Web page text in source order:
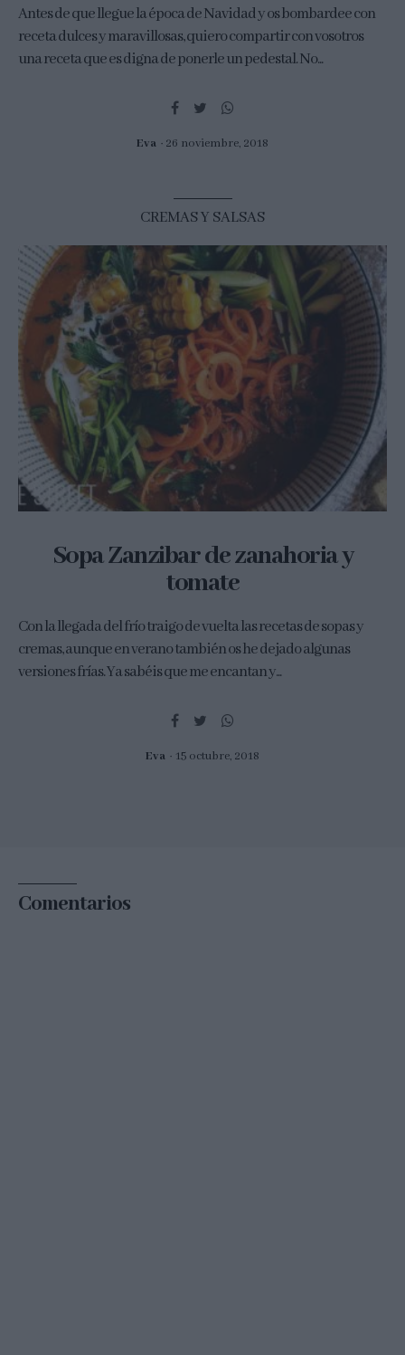
Antes de que llegue la época de Navidad y os bombardee con
receta dulces y maravillosas, quiero compartir con vosotros
una receta que es digna de ponerle un pedestal. No...
Eva 26 noviembre, 2018
CREMAS Y SALSAS
Sopa Zanzibar de zanahoria y
tomate
Con la llegada del frío traigo de vuelta las recetas de sopas y
cremas, aunque en verano también os he dejado algunas
versiones frías. Ya sabéis que me encantan y...
Eva 15 octubre, 2018
Comentarios